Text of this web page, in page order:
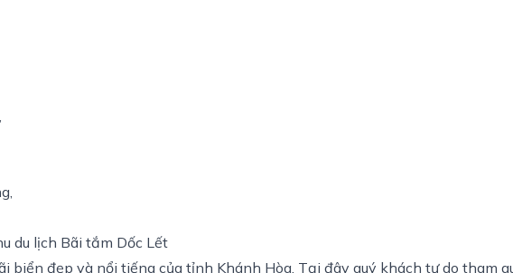
du lịch Bãi tắm Dốc Lết
biển đẹp và nổi tiếng của tỉnh Khánh Hòa. Tại đây quý khách tự do tham